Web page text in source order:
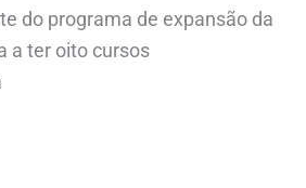
do programa de expansão da
a ter oito cursos